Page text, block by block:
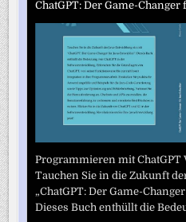
ChatGPT: Der Game-
Programmieren mit ChatGPT
Tauchen Sie in die Zukunft
„ChatGPT: Der Game-
Dieses Buch enthüllt die